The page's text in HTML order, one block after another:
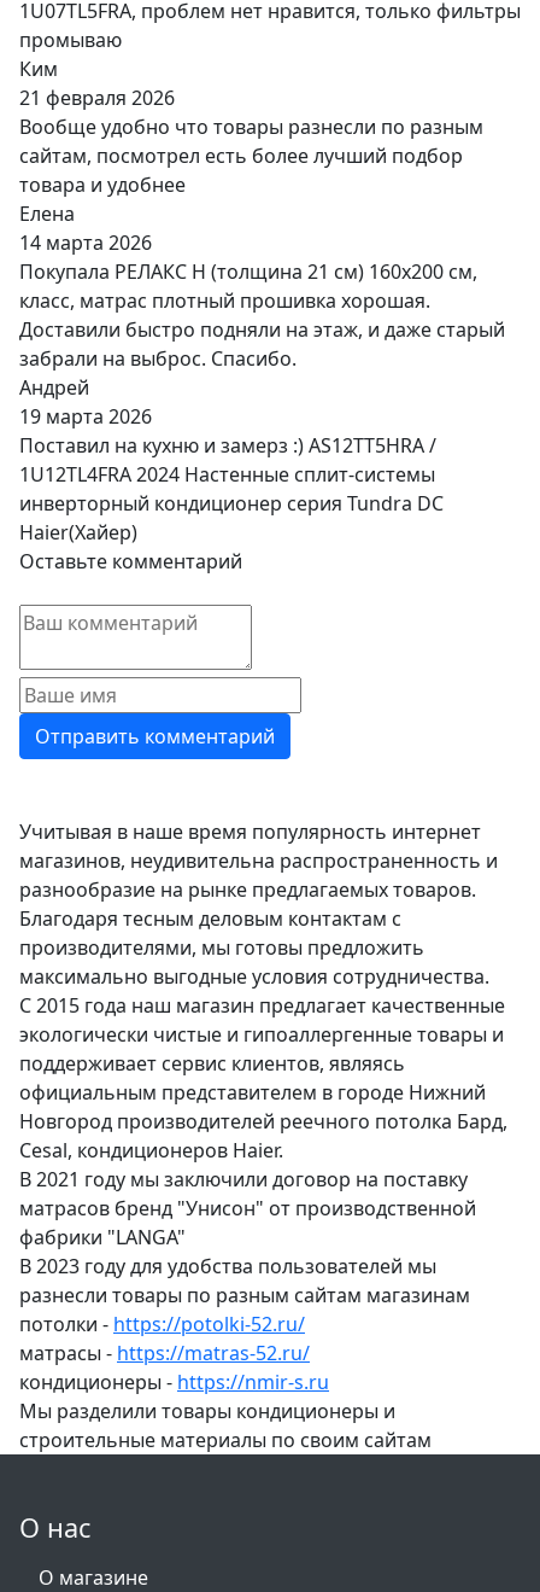
1U07TL5FRA, проблем нет нравится, только фильтры
промываю
Ким
21 февраля 2026
Вообще удобно что товары разнесли по разным
сайтам, посмотрел есть более лучший подбор
товара и удобнее
Елена
14 марта 2026
Покупала РЕЛАКС Н (толщина 21 см) 160х200 см,
класс, матрас плотный прошивка хорошая.
Доставили быстро подняли на этаж, и даже старый
забрали на выброс. Спасибо.
Андрей
19 марта 2026
Поставил на кухню и замерз :) AS12TT5HRA /
1U12TL4FRA 2024 Настенные сплит-системы
инверторный кондиционер серия Tundra DC
Haier(Хайер)
Оставьте комментарий
Учитывая в наше время популярность интернет
магазинов, неудивительна распространенность и
разнообразие на рынке предлагаемых товаров.
Благодаря тесным деловым контактам с
производителями, мы готовы предложить
максимально выгодные условия сотрудничества.
С 2015 года наш магазин предлагает качественные
экологически чистые и гипоаллергенные товары и
поддерживает сервис клиентов, являясь
официальным представителем в городе Нижний
Новгород производителей реечного потолка Бард,
Cesal, кондиционеров Haier.
В 2021 году мы заключили договор на поставку
матрасов бренд "Унисон" от производственной
фабрики "LANGA"
В 2023 году для удобства пользователей мы
разнесли товары по разным сайтам магазинам
потолки - https://potolki-52.ru/
матрасы - https://matras-52.ru/
кондиционеры - https://nmir-s.ru
Мы разделили товары кондиционеры и
строительные материалы по своим сайтам
О нас
О магазине